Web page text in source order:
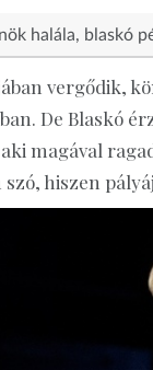
halála blaskó
vergődik,
De Blaskó
magával
hiszen